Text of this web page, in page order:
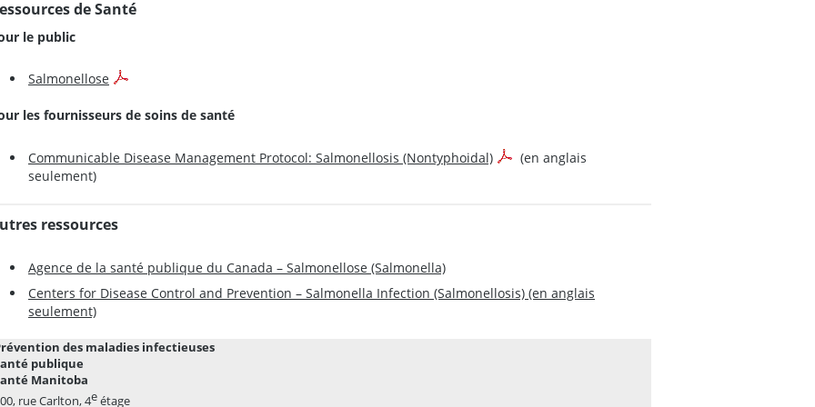
de Santé
le public
Salmonellose
les fournisseurs de soins de santé
Communicable Disease Management Protocol: Salmonellosis (Nontyphoidal)
(en anglais
seulement)
ressources
Agence de la santé publique du Canada – Salmonellose (Salmonella)
Centers for Disease Control and Prevention – Salmonella Infection (Salmonellosis) (en anglais
seulement)
des maladies infectieuses
publique
Manitoba
rue Carlton, 4eétage